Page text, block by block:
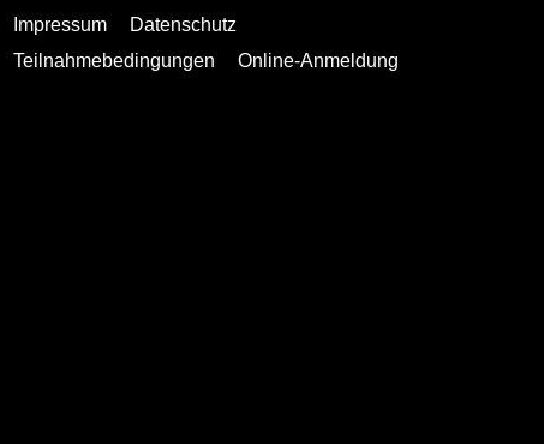
Impressum
Datenschutz
Teilnahmebedingungen
Online-Anmeldung